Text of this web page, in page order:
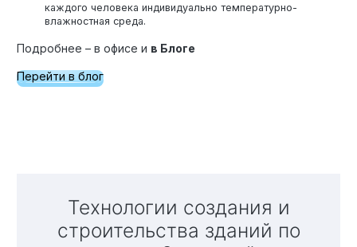
каждого человека индивидуально температурно-
влажностная среда.
Подробнее – в офисе и в Блоге
Перейти в блог
Технологии создания и
строительства зданий по